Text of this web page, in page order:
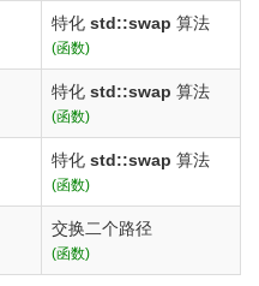
特化 std::swap 算法
(函数)
特化 std::swap 算法
(函数)
特化 std::swap 算法
(函数)
交换二个路径
(函数)